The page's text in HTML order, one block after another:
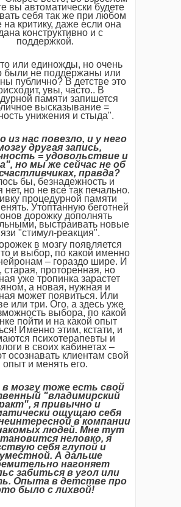
вы автоматически будете
себя так же при любом
на критику, даже если она
конструктивно и с
поддержкой.
или единожды, но очень
были не поддержаны или
публично? В детстве это
увы, часто.. В
памяти запишется
высказывание =
унижения и стыда".
из нас повезло, и унего
другая запись,
= удовольствие и
но мыже сейчас не об
правда?
бы, безнадежность и
нет, но не все так печально.
процедурной памяти
Утоптанную беготней
дорожку дополнять
выстраивать новые
"стимул-реакция".
в мозгу появляется
и выбор, по какой именно
– гораздо шире. И
старая, проторенная, но
уже тропинка зарастет
а новая, нужная и
может появиться. Или
или три. Ого, а здесь уже
выбора, по какой
пойти и на какой опыт
Именно этим, кстати, и
психотерапевты и
в своих кабинетах –
осознавать клиентам свой
опыт и менять его.
в мозгутоже есть свой
"владимирский
я привычнои
ощущаю себя
вкомпании
людей. Мне тут
неловко, я
себя глупой и
А дальше
нагоняет
забиться в угол или
Опыта в детстве про
было слихвой!